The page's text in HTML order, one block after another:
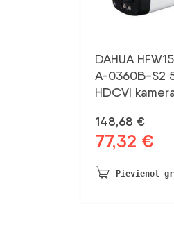
DAHUA
A-0360B-S2
HDCVI
148,68€
Sākotnējā
bija:
77,32 €
ir:
Pievienot